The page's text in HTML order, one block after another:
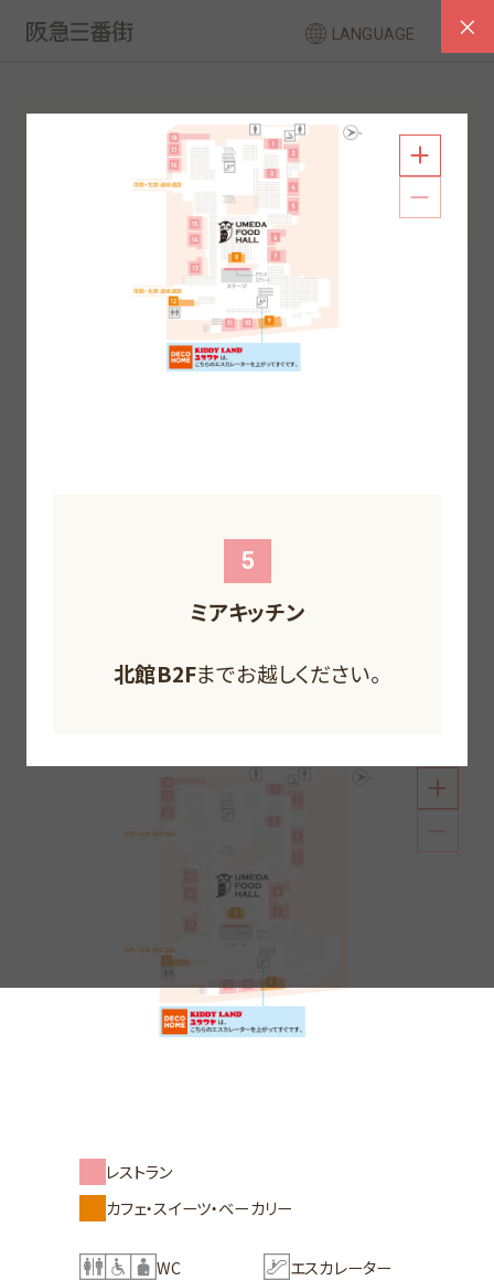
LANGUAGE
フロアガイド
北館
北館B2F
個性溢れる5つの空間で美味しいを叶えるフードホー
レストラン
カフェ・スイーツ・ベーカリー
WC
エスカレーター
までお越しください。
までお越しください。
までお越しください。
北館B2Fまでお越しください。
までお越しください。
北館B1Fまでお越しください。
5
ミアキッチン
北館B2Fまでお越しください。